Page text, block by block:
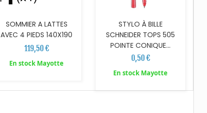
SOMMIER A LATTES
AVEC 4 PIEDS 140X190
119,50 €
En stock Mayotte
STYLO À BILLE
SCHNEIDER TOPS 505
POINTE CONIQUE...
0,50 €
En stock Mayotte